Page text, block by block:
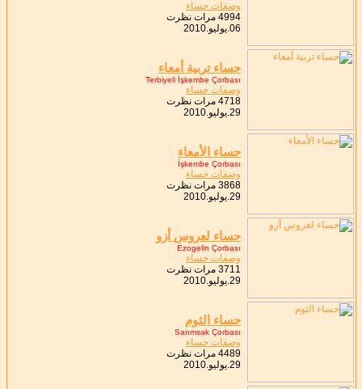
وصفات حساء
4994 مرات نظرت
06.يوليو.2010
حساء تربية أمعاء
Terbiyeli İşkembe Çorbası
وصفات حساء
4718 مرات نظرت
29.يوليو.2010
حساء الأمعاء
İşkembe Çorbası
وصفات حساء
3868 مرات نظرت
29.يوليو.2010
حساء لعروس أزو
Ezogelin Çorbası
وصفات حساء
3711 مرات نظرت
29.يوليو.2010
حساء الثوم
Sarımsak Çorbası
وصفات حساء
4489 مرات نظرت
29.يوليو.2010